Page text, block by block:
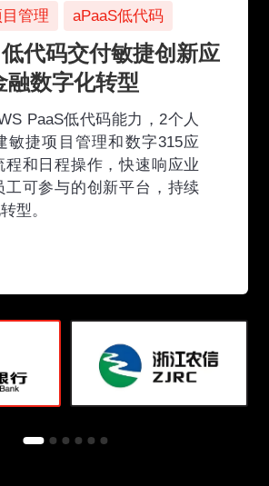
管理 aPaaS低代码
代码交付敏捷创新应
融数字化转型
PaaS低代码能力，2个人
敏捷项目管理和数字315应
程和日程操作，快速响应业
工可参与的创新平台，持续
型。